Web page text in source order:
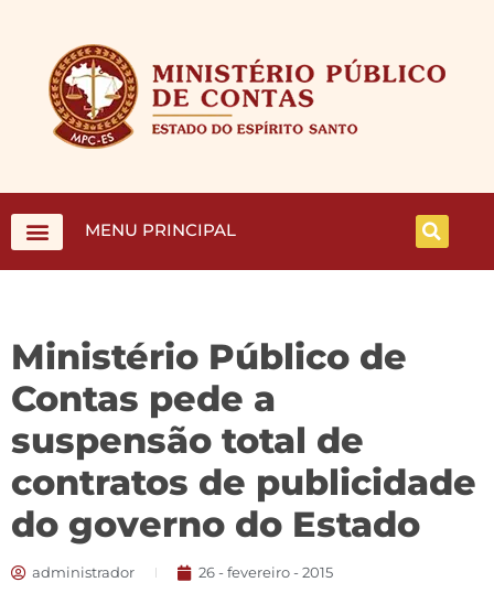
MENU PRINCIPAL
Ministério Público de
Contas pede a
suspensão total de
contratos de publicidade
do governo do Estado
administrador 26 - fevereiro - 2015